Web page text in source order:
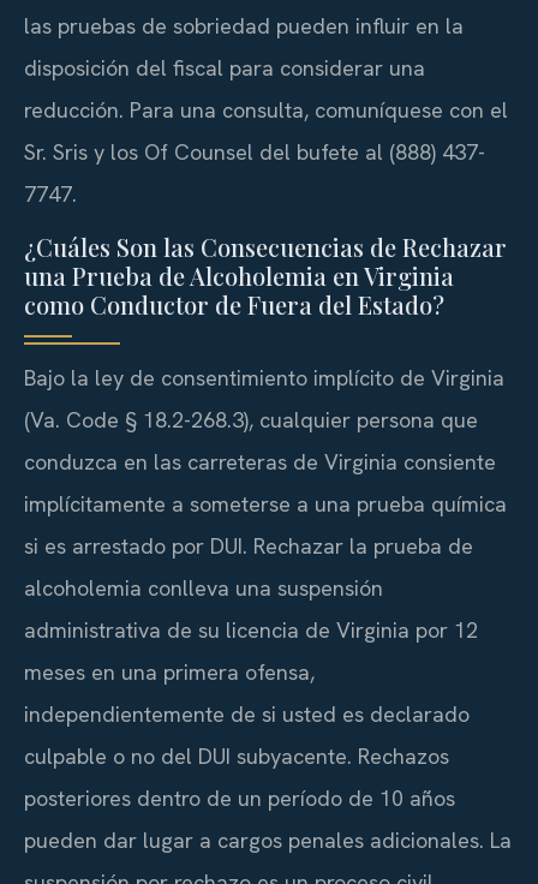
las pruebas de sobriedad pueden influir en la
disposición del fiscal para considerar una
reducción. Para una consulta, comuníquese con el
Sr. Sris y los Of Counsel del bufete al (888) 437-
7747.
¿Cuáles Son las Consecuencias de Rechazar
una Prueba de Alcoholemia en Virginia
como Conductor de Fuera del Estado?
Bajo la ley de consentimiento implícito de Virginia
(Va. Code § 18.2-268.3), cualquier persona que
conduzca en las carreteras de Virginia consiente
implícitamente a someterse a una prueba química
si es arrestado por DUI. Rechazar la prueba de
alcoholemia conlleva una suspensión
administrativa de su licencia de Virginia por 12
meses en una primera ofensa,
independientemente de si usted es declarado
culpable o no del DUI subyacente. Rechazos
posteriores dentro de un período de 10 años
pueden dar lugar a cargos penales adicionales. La